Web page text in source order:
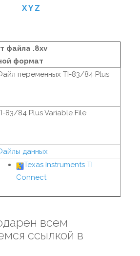
XY Z
файла .8xv
формат
переменных TI-83/84 Plus
83/84 Plus Variable File
данных
Texas Instruments TI
Connect
всем
ссылкой в